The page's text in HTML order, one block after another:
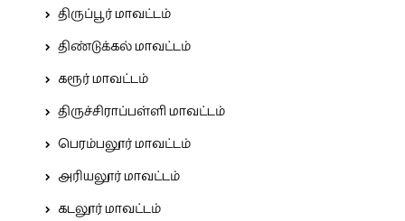
திருப்பூர் மாவட்டம்
திண்டுக்கல் மாவட்டம்
கரூர் மாவட்டம்
திருச்சிராப்பள்ளி மாவட்டம்
பெரம்பலூர் மாவட்டம்
அரியலூர் மாவட்டம்
கடலூர் மாவட்டம்